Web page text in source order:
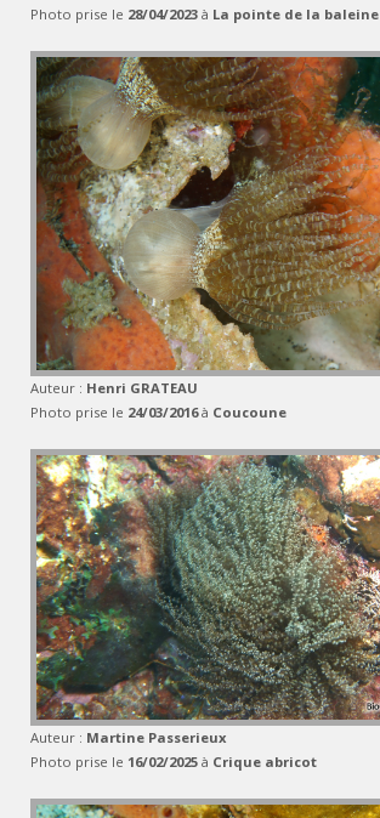
Photo prise le 28/04/2023 à La pointe de la baleine
Auteur : Henri GRATEAU
Photo prise le 24/03/2016à Coucoune
Auteur : Martine Passerieux
Photo prise le 16/02/2025 à Crique abricot